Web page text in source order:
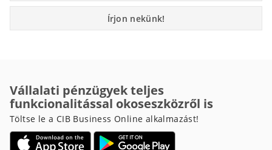
Írjon nekünk!
Vállalati pénzügyek teljes
funkcionalitással okoseszközről is
Töltse le a CIB Business Online alkalmazást!